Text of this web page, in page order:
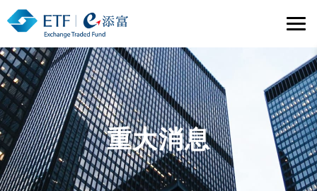
重大消息